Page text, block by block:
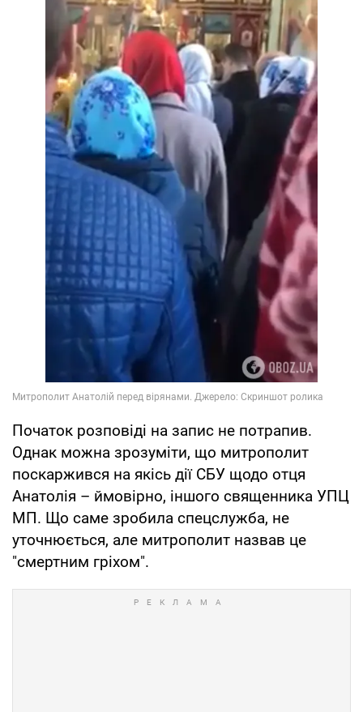
Початок розповіді на запис не потрапив.
Однак можна зрозуміти, що митрополит
поскаржився на якісь дії СБУ щодо отця
Анатолія – ймовірно, іншого священника УПЦ
МП. Що саме зробила спецслужба, не
уточнюється, але митрополит назвав це
"смертним гріхом".